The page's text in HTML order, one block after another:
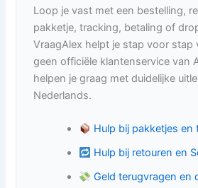
Loop je vast met een bestelling,
pakketje, tracking, betaling of
VraagAlex helpt je stap voor stap
geen officiële klantenservice van
helpen je graag met duidelijke
Nederlands.
Hulp bij pakketjes en
Hulp bij retouren en
Geld terugvragen en